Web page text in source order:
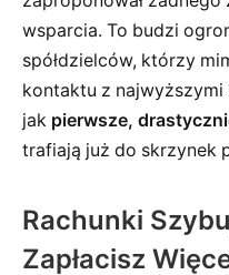
wsparcia. To budzi
spółdzielców, którzy
kontaktu z najwyższymi
jak pierwsze,
trafiają już do skrzynek
Rachunki
Zapłacisz